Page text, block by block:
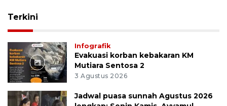
Terkini
Infografik
Evakuasi korban kebakaran KM
Mutiara Sentosa 2
3 Agustus 2026
Jadwal puasa sunnah Agustus 2026